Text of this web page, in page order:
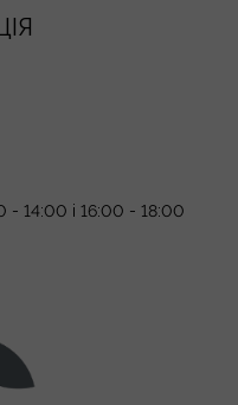
- 14:00 і 16:00 - 18:00